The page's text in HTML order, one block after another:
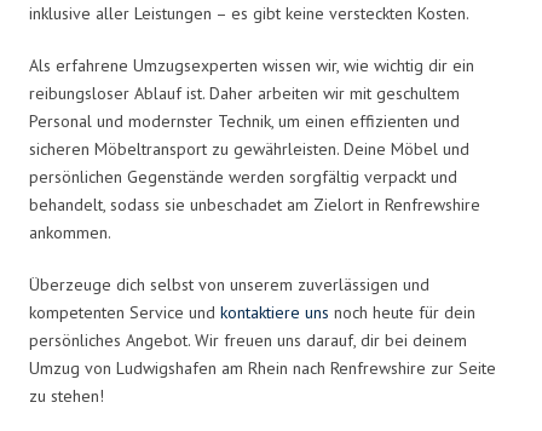
inklusive aller Leistungen – es gibt keine versteckten Kosten.
Als erfahrene Umzugsexperten wissen wir, wie wichtig dir ein
reibungsloser Ablauf ist. Daher arbeiten wir mit geschultem
Personal und modernster Technik, um einen effizienten und
sicheren Möbeltransport zu gewährleisten. Deine Möbel und
persönlichen Gegenstände werden sorgfältig verpackt und
behandelt, sodass sie unbeschadet am Zielort in Renfrewshire
ankommen.
Überzeuge dich selbst von unserem zuverlässigen und
kompetenten Service und kontaktiere uns noch heute für dein
persönliches Angebot. Wir freuen uns darauf, dir bei deinem
Umzug von Ludwigshafen am Rhein nach Renfrewshire zur Seite
zu stehen!